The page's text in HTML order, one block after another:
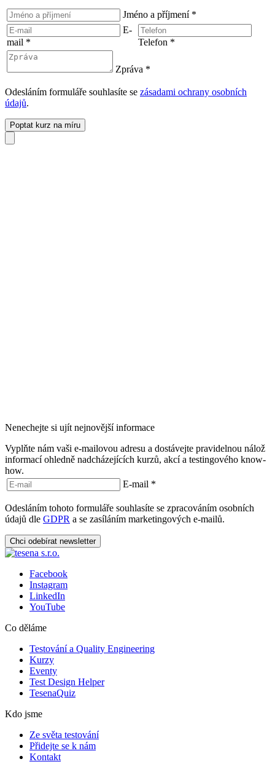
Jméno a příjmení *
E-
mail * Telefon *
Zpráva *
Odesláním formuláře souhlasíte se zásadami ochrany osobních
údajů.
Poptat kurz na míru
Nenechejte si ujít nejnovější informace
Vyplňte nám vaši e-mailovou adresu a dostávejte pravidelnou nálož
informací ohledně nadcházejících kurzů, akcí a testingového know-
how.
E-mail *
Odesláním tohoto formuláře souhlasíte se zpracováním osobních
údajů dle GDPR a se zasíláním marketingových e-mailů.
Chci odebírat newsletter
Facebook
Instagram
LinkedIn
YouTube
Co děláme
Testování a Quality Engineering
Kurzy
Eventy
Test Design Helper
TesenaQuiz
Kdo jsme
Ze světa testování
Přidejte se k nám
Kontakt